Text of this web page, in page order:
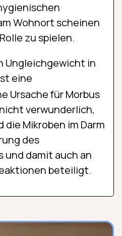
Wohnort scheinen
zu spielen.
Ungleichgewicht in
eine
Ursache für Morbus
verwunderlich,
Mikroben im Darm
des
und damit auch an
beteiligt.